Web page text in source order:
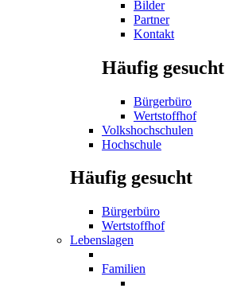
Bilder
Partner
Kontakt
Häufig gesucht
Bürgerbüro
Wertstoffhof
Volkshochschulen
Hochschule
Häufig gesucht
Bürgerbüro
Wertstoffhof
Lebenslagen
Familien